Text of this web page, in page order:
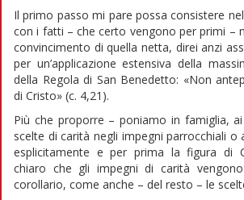
Il primo passo mi pare possa consistere
con i fatti – che certo vengono per primi –
convincimento di quella netta, direi anzi
per un’applicazione estensiva della
della Regola di San Benedetto: «Non
di Cristo» (c. 4,21).
Più che proporre – poniamo in famiglia,
scelte di carità negli impegni parrocchiali o
esplicitamente e per prima la figura di
chiaro che gli impegni di carità
corollario, come anche – del resto – le